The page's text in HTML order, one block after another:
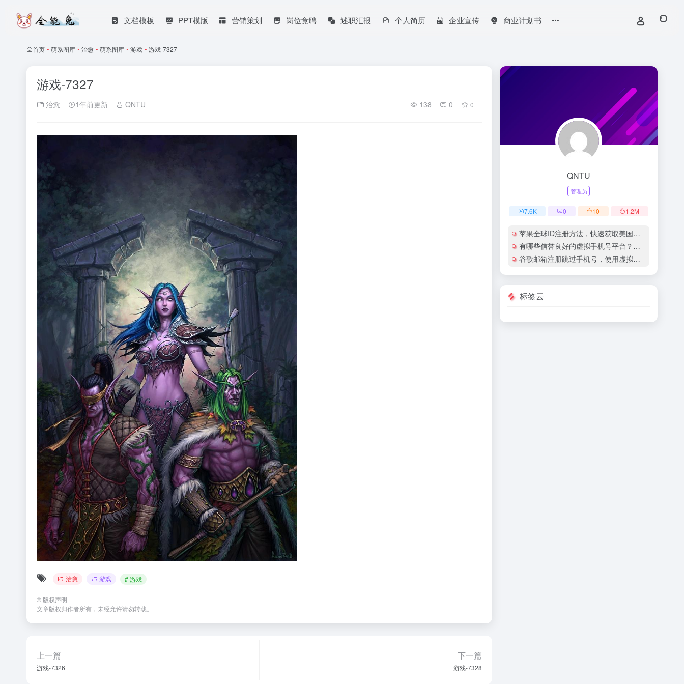
文档模板 PPT模版 营销策划 岗位竞聘 述职汇报 个人简历 企业宣传 商业计划书
首页 • 萌系图库 • 治愈 • 萌系图库 • 游戏 • 游戏-7327
游戏-7327
治愈 1年前更新 QNTU 138 0 0
治愈 游戏 # 游戏
© 版权声明
文章版权归作者所有，未经允许请勿转载。
上一篇
游戏-7326
下一篇
游戏-7328
QNTU
管理员
7.6K 0 10 1.2M
苹果全球ID注册方法，快速获取美国地区苹果账号
有哪些信誉良好的虚拟手机号平台？有哪些平台提供国际虚拟手机号服务？
谷歌邮箱注册跳过手机号，使用虚拟手机号注册谷歌邮箱安全吗？
标签云